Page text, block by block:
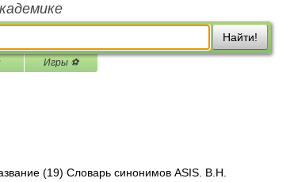
Найти!
Игры ⚽
(19) Словарь синонимов ASIS. В.Н.